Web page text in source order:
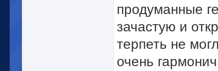
продуманные
зачастую и
терпеть не
очень